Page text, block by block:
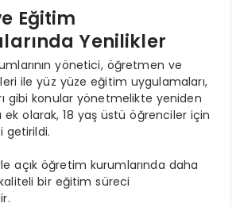
Eğitim
Yenilikler
yönetici, öğretmen ve
ile yüz yüze eğitim uygulamaları,
gibi konular yönetmelikte yeniden
ek olarak, 18 yaş üstü öğrenciler için
getirildi.
açık öğretim kurumlarında daha
bir eğitim süreci